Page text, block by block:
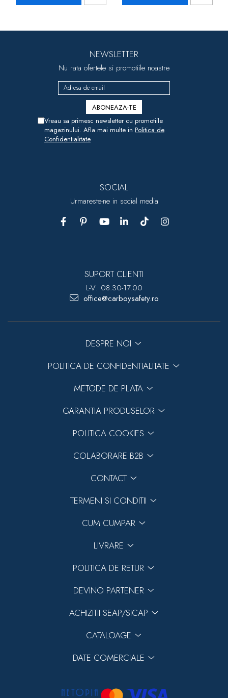
NEWSLETTER
Nu rata ofertele si promotiile noastre
Vreau sa primesc newsletter cu promotiile
magazinului. Afla mai multe in Politica de
Confidentialitate
SOCIAL
Urmareste-ne in social media
SUPORT CLIENTI
L-V: 08.30-17.00
office@carboysafety.ro
DESPRE NOI
POLITICA DE CONFIDENTIALITATE
METODE DE PLATA
GARANTIA PRODUSELOR
POLITICA COOKIES
COLABORARE B2B
CONTACT
TERMENI SI CONDITII
CUM CUMPAR
LIVRARE
POLITICA DE RETUR
DEVINO PARTENER
ACHIZITII SEAP/SICAP
CATALOAGE
DATE COMERCIALE